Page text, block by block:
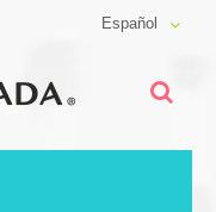
Español